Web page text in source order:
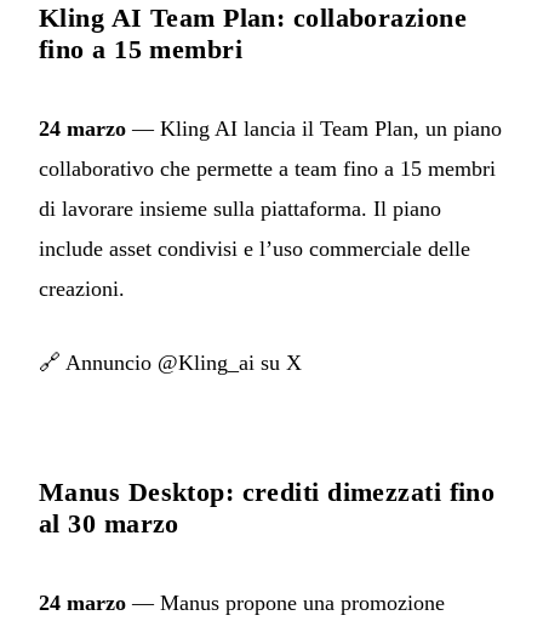
Kling AI Team Plan: collaborazione
fino a 15 membri
24 marzo — Kling AI lancia il Team Plan, un piano
collaborativo che permette a team fino a 15 membri
di lavorare insieme sulla piattaforma. Il piano
include asset condivisi e l’uso commerciale delle
creazioni.
🔗 Annuncio @Kling_ai su X
Manus Desktop: crediti dimezzati fino
al 30 marzo
24 marzo — Manus propone una promozione